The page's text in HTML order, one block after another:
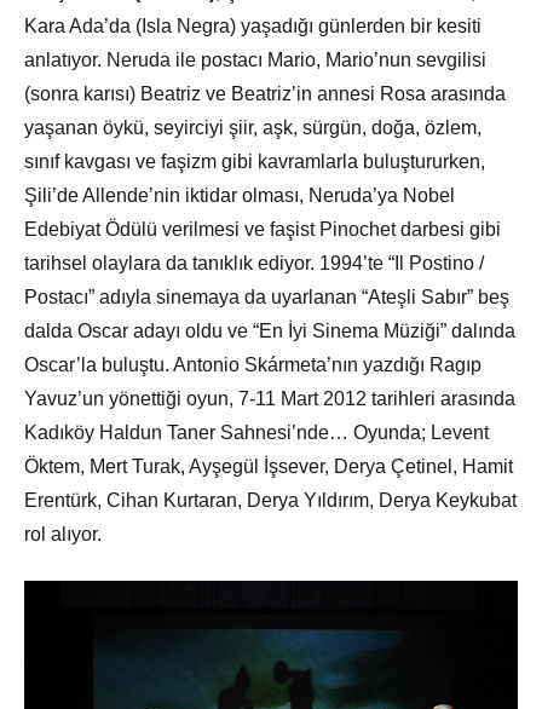
Kara Ada’da (Isla Negra) yaşadığı günlerden bir kesiti
anlatıyor. Neruda ile postacı Mario, Mario’nun sevgilisi
(sonra karısı) Beatriz ve Beatriz’in annesi Rosa arasında
yaşanan öykü, seyirciyi şiir, aşk, sürgün, doğa, özlem,
sınıf kavgası ve faşizm gibi kavramlarla buluştururken,
Şili’de Allende’nin iktidar olması, Neruda’ya Nobel
Edebiyat Ödülü verilmesi ve faşist Pinochet darbesi gibi
tarihsel olaylara da tanıklık ediyor. 1994’te “Il Postino /
Postacı” adıyla sinemaya da uyarlanan “Ateşli Sabır” beş
dalda Oscar adayı oldu ve “En İyi Sinema Müziği” dalında
Oscar’la buluştu. Antonio Skármeta’nın yazdığı Ragıp
Yavuz’un yönettiği oyun, 7-11 Mart 2012 tarihleri arasında
Kadıköy Haldun Taner Sahnesi’nde… Oyunda; Levent
Öktem, Mert Turak, Ayşegül İşsever, Derya Çetinel, Hamit
Erentürk, Cihan Kurtaran, Derya Yıldırım, Derya Keykubat
rol alıyor.